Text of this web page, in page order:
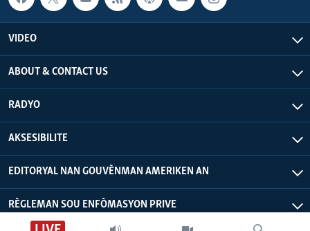
VIDEO
ABOUT & CONTACT US
RADYO
AKSESIBILITE
EDITORYAL NAN GOUVÈNMAN AMERIKEN AN
RÈGLEMAN SOU ENFÒMASYON PRIVE